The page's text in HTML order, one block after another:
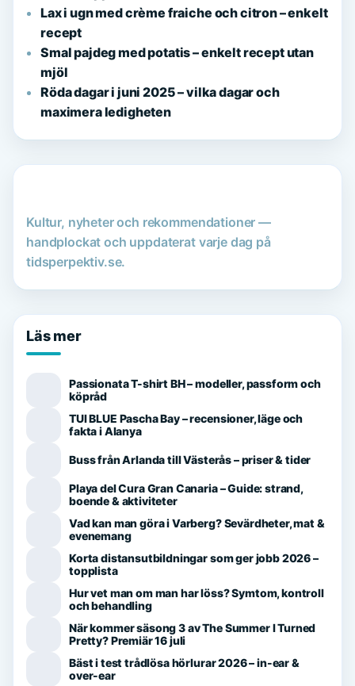
Lax i ugn med crème fraiche och citron – enkelt
recept
Smal pajdeg med potatis – enkelt recept utan
mjöl
Röda dagar i juni 2025 – vilka dagar och
maximera ledigheten
Kultur, nyheter och rekommendationer —
handplockat och uppdaterat varje dag på
tidsperpektiv.se.
Läs mer
Passionata T-shirt BH – modeller, passform och
köpråd
TUI BLUE Pascha Bay – recensioner, läge och
fakta i Alanya
Buss från Arlanda till Västerås – priser & tider
Playa del Cura Gran Canaria – Guide: strand,
boende & aktiviteter
Vad kan man göra i Varberg? Sevärdheter, mat &
evenemang
Korta distansutbildningar som ger jobb 2026 –
topplista
Hur vet man om man har löss? Symtom, kontroll
och behandling
När kommer säsong 3 av The Summer I Turned
Pretty? Premiär 16 juli
Bäst i test trådlösa hörlurar 2026 – in-ear &
over-ear